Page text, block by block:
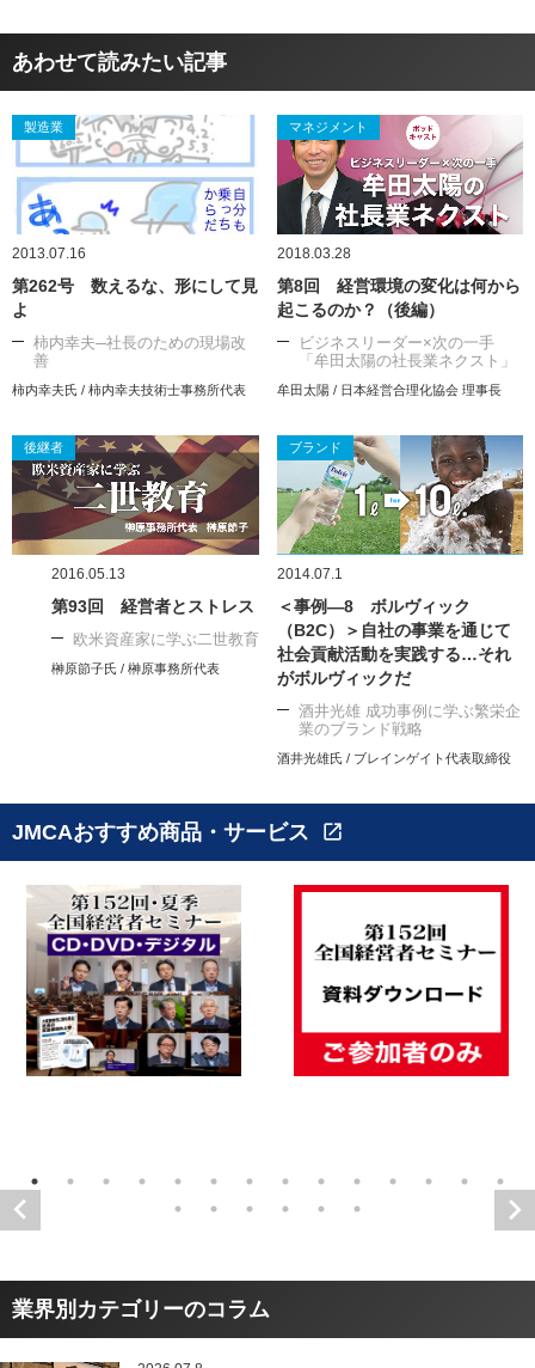
あわせて読みたい記事
製造業
2013.07.16
第262号 数えるな、形にして見
よ
柿内幸夫─社長のための現場改
善
柿内幸夫氏 / 柿内幸夫技術士事務所代表
マネジメント
2018.03.28
第8回 経営環境の変化は何から
起こるのか？（後編）
ビジネスリーダー×次の一手
「牟田太陽の社長業ネクスト」
牟田太陽 / 日本経営合理化協会 理事長
後継者
2016.05.13
第93回 経営者とストレス
欧米資産家に学ぶ二世教育
榊原節子氏 / 榊原事務所代表
ブランド
2014.07.1
＜事例―8 ボルヴィック
（B2C）＞自社の事業を通じて
社会貢献活動を実践する…それ
がボルヴィックだ
酒井光雄 成功事例に学ぶ繁栄企
業のブランド戦略
酒井光雄氏 / ブレインゲイト代表取締役
JMCAおすすめ商品・サービス open_in_new
業界別カテゴリーのコラム